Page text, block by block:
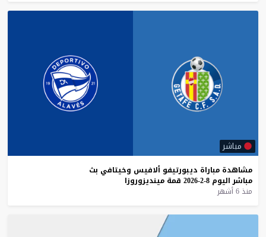
مباشر
مشاهدة مباراة ديبورتيفو ألافيس وخيتافي بث
مباشر اليوم 8-2-2026 قمة مينديزوروزا
منذ 6 أشهر